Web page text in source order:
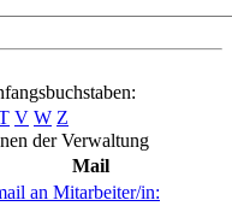
V W Z
der Verwaltung
Mail